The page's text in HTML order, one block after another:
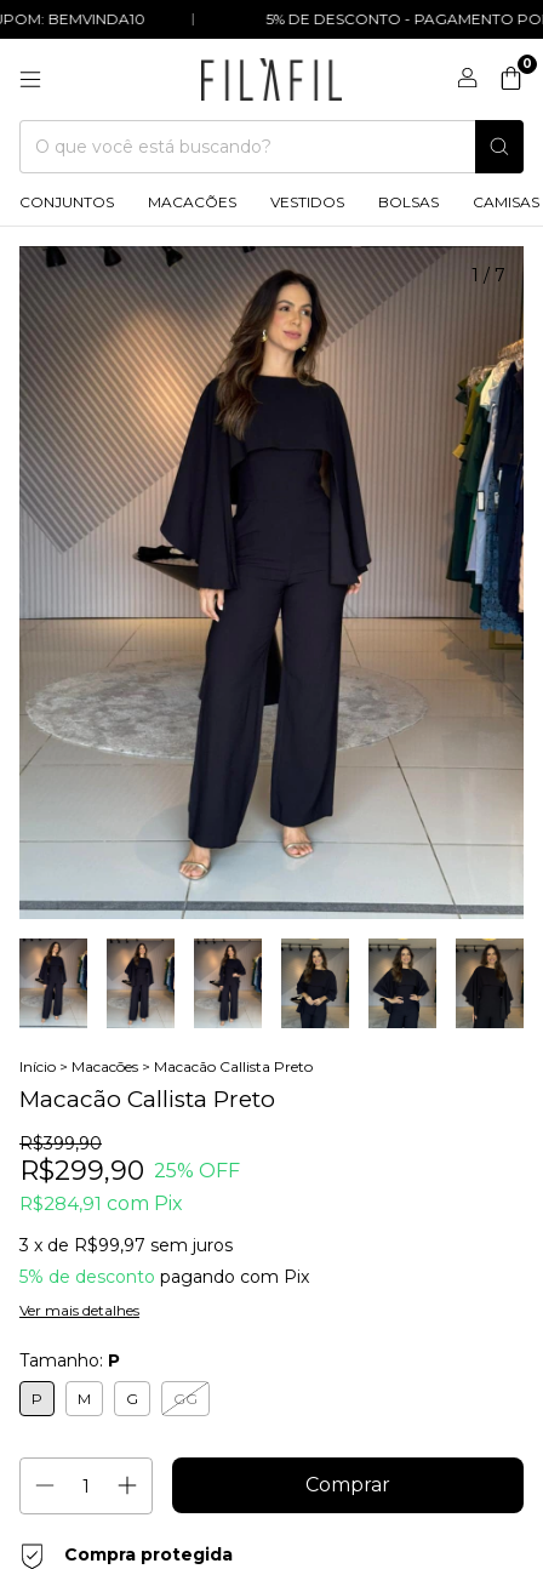
BEMVINDA10 5% DE DESCONTO - PAGAMENTO POR
0
CONJUNTOS MACACÕES VESTIDOS BOLSAS CAMISAS
1 / 7
Início > Macacões > Macacão Callista Preto
Macacão Callista Preto
R$399,90
R$299,90 25% OFF
R$284,91 com Pix
3 x de R$99,97 sem juros
5% de desconto pagando com Pix
Ver mais detalhes
Tamanho: P
P M G GG
Compra protegida